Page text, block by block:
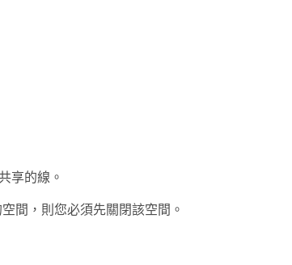
享的線。
間，則您必須先關閉該空間。